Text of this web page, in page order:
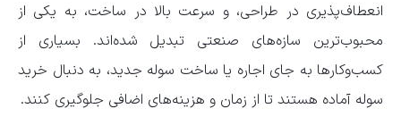
انعطاف‌پذیری در طراحی، و سرعت بالا در ساخت، به یکی از
محبوب‌ترین سازه‌های صنعتی تبدیل شده‌اند. بسیاری از
کسب‌وکارها به جای اجاره یا ساخت سوله جدید، به دنبال خرید
سوله آماده هستند تا از زمان و هزینه‌های اضافی جلوگیری کنند.